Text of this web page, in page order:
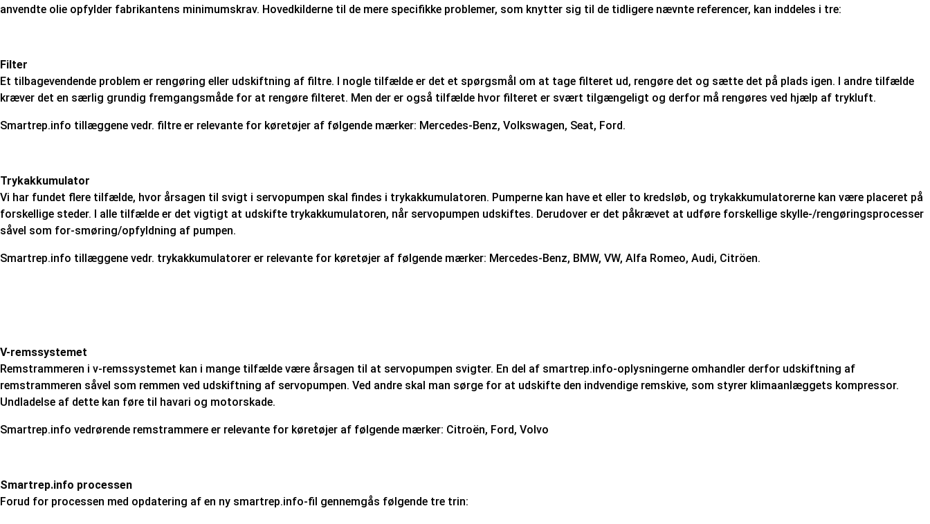
anvendte olie opfylder fabrikantens minimumskrav. Hovedkilderne til de mere specifikke problemer, som knytter sig til de tidligere nævnte referencer, kan inddeles i tre:
Filter
Et tilbagevendende problem er rengøring eller udskiftning af filtre. I nogle tilfælde er det et spørgsmål om at tage filteret ud, rengøre det og sætte det på plads igen. I andre tilfælde
kræver det en særlig grundig fremgangsmåde for at rengøre filteret. Men der er også tilfælde hvor filteret er svært tilgængeligt og derfor må rengøres ved hjælp af trykluft.
Smartrep.info tillæggene vedr. filtre er relevante for køretøjer af følgende mærker: Mercedes-Benz, Volkswagen, Seat, Ford.
Trykakkumulator
Vi har fundet flere tilfælde, hvor årsagen til svigt i servopumpen skal findes i trykakkumulatoren. Pumperne kan have et eller to kredsløb, og trykakkumulatorerne kan være placeret på
forskellige steder. I alle tilfælde er det vigtigt at udskifte trykakkumulatoren, når servopumpen udskiftes. Derudover er det påkrævet at udføre forskellige skylle-/rengøringsprocesser
såvel som for-smøring/opfyldning af pumpen.
Smartrep.info tillæggene vedr. trykakkumulatorer er relevante for køretøjer af følgende mærker: Mercedes-Benz, BMW, VW, Alfa Romeo, Audi, Citröen.
V-remssystemet
Remstrammeren i v-remssystemet kan i mange tilfælde være årsagen til at servopumpen svigter. En del af smartrep.info-oplysningerne omhandler derfor udskiftning af
remstrammeren såvel som remmen ved udskiftning af servopumpen. Ved andre skal man sørge for at udskifte den indvendige remskive, som styrer klimaanlæggets kompressor.
Undladelse af dette kan føre til havari og motorskade.
Smartrep.info vedrørende remstrammere er relevante for køretøjer af følgende mærker: Citroën, Ford, Volvo
Smartrep.info processen
Forud for processen med opdatering af en ny smartrep.info-fil gennemgås følgende tre trin: